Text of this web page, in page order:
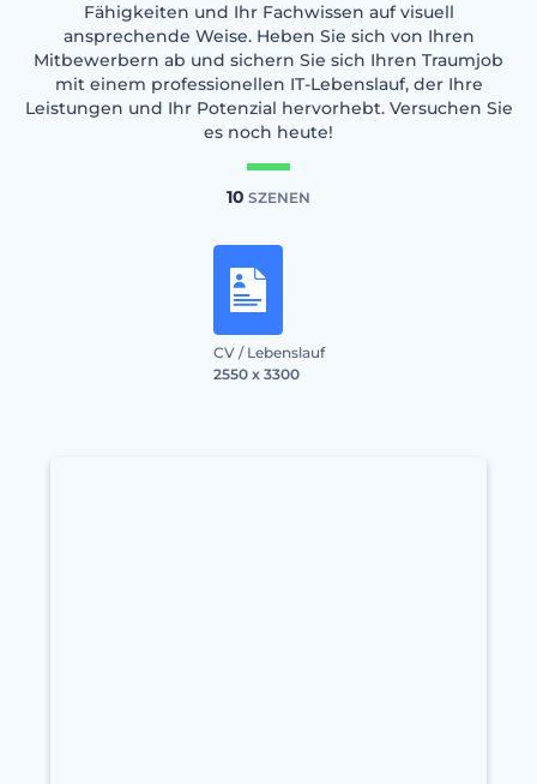
Fähigkeiten und Ihr Fachwissen auf visuell
ansprechende Weise. Heben Sie sich von Ihren
Mitbewerbern ab und sichern Sie sich Ihren Traumjob
mit einem professionellen IT-Lebenslauf, der Ihre
Leistungen und Ihr Potenzial hervorhebt. Versuchen Sie
es noch heute!
10 SZENEN
CV / Lebenslauf
2550 x 3300